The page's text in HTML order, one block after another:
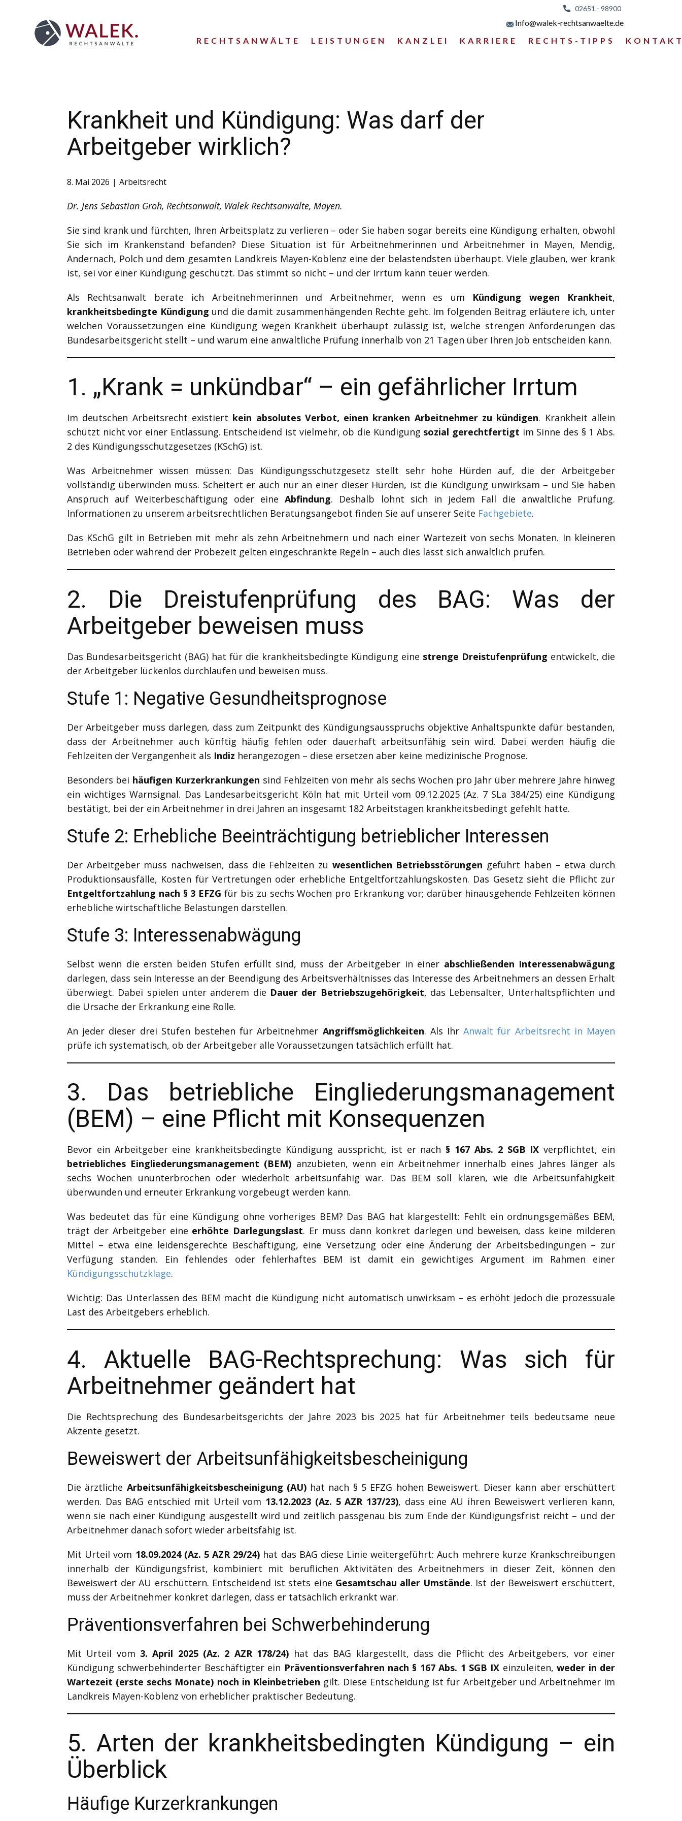
02651 - 98900
RECHTSANWÄLTE LEISTUNGEN KANZLEI KARRIERE RECHTS-TIPPS
Info@walek-rechtsanwaelte.de
Krankheit und Kündigung: Was darf der
Arbeitgeber wirklich?
8. Mai 2026 Arbeitsrecht
Dr. Jens Sebastian Groh, Rechtsanwalt, Walek Rechtsanwälte, Mayen.
Sie sind krank und fürchten, Ihren Arbeitsplatz zu verlieren – oder Sie haben sogar bereits eine Kündigung erhalten, obwohl
Sie sich im Krankenstand befanden? Diese Situation ist für Arbeitnehmerinnen und Arbeitnehmer in Mayen, Mendig,
Andernach, Polch und dem gesamten Landkreis Mayen-Koblenz eine der belastendsten überhaupt. Viele glauben, wer krank
ist, sei vor einer Kündigung geschützt. Das stimmt so nicht – und der Irrtum kann teuer werden.
Als Rechtsanwalt berate ich Arbeitnehmerinnen und Arbeitnehmer, wenn es um Kündigung wegen Krankheit,
krankheitsbedingte Kündigung und die damit zusammenhängenden Rechte geht. Im folgenden Beitrag erläutere ich, unter
welchen Voraussetzungen eine Kündigung wegen Krankheit überhaupt zulässig ist, welche strengen Anforderungen das
Bundesarbeitsgericht stellt – und warum eine anwaltliche Prüfung innerhalb von 21 Tagen über Ihren Job entscheiden kann.
1. „Krank = unkündbar“ – ein gefährlicher Irrtum
Im deutschen Arbeitsrecht existiert kein absolutes Verbot, einen kranken Arbeitnehmer zu kündigen. Krankheit allein
schützt nicht vor einer Entlassung. Entscheidend ist vielmehr, ob die Kündigung sozial gerechtfertigt im Sinne des § 1 Abs.
2 des Kündigungsschutzgesetzes (KSchG) ist.
Was Arbeitnehmer wissen müssen: Das Kündigungsschutzgesetz stellt sehr hohe Hürden auf, die der Arbeitgeber
vollständig überwinden muss. Scheitert er auch nur an einer dieser Hürden, ist die Kündigung unwirksam – und Sie haben
Anspruch auf Weiterbeschäftigung oder eineAbfindung. Deshalb lohnt sich in jedem Fall die anwaltliche Prüfung.
Informationen zu unserem arbeitsrechtlichen Beratungsangebot finden Sie auf unserer Seite Fachgebiete.
Das KSchG gilt in Betrieben mit mehr als zehn Arbeitnehmern und nach einer Wartezeit von sechs Monaten. In kleineren
Betrieben oder während der Probezeit gelten eingeschränkte Regeln – auch dies lässt sich anwaltlich prüfen.
2. Die Dreistufenprüfung des BAG: Was der
Arbeitgeber beweisen muss
Das Bundesarbeitsgericht (BAG) hat für die krankheitsbedingte Kündigung eine strenge Dreistufenprüfung entwickelt, die
der Arbeitgeber lückenlos durchlaufen und beweisen muss.
Stufe 1: Negative Gesundheitsprognose
Der Arbeitgeber muss darlegen, dass zum Zeitpunkt des Kündigungsausspruchs objektive Anhaltspunkte dafür bestanden,
dass der Arbeitnehmer auch künftig häufig fehlen oder dauerhaft arbeitsunfähig sein wird. Dabei werden häufig die
Fehlzeiten der Vergangenheit als Indiz herangezogen – diese ersetzen aber keine medizinische Prognose.
Besonders bei häufigen Kurzerkrankungen sind Fehlzeiten von mehr als sechs Wochen pro Jahr über mehrere Jahre hinweg
ein wichtiges Warnsignal. Das Landesarbeitsgericht Köln hat mit Urteil vom 09.12.2025 (Az. 7 SLa 384/25) eine Kündigung
bestätigt, bei der ein Arbeitnehmer in drei Jahren an insgesamt 182 Arbeitstagen krankheitsbedingt gefehlt hatte.
Stufe 2: Erhebliche Beeinträchtigung betrieblicher Interessen
Der Arbeitgeber muss nachweisen, dass die Fehlzeiten zu wesentlichen Betriebsstörungen geführt haben – etwa durch
Produktionsausfälle, Kosten für Vertretungen oder erhebliche Entgeltfortzahlungskosten. Das Gesetz sieht die Pflicht zur
Entgeltfortzahlung nach § 3 EFZG für bis zu sechs Wochen pro Erkrankung vor; darüber hinausgehende Fehlzeiten können
erhebliche wirtschaftliche Belastungen darstellen.
Stufe 3: Interessenabwägung
Selbst wenn die ersten beiden Stufen erfüllt sind, muss der Arbeitgeber in einer abschließenden Interessenabwägung
darlegen, dass sein Interesse an der Beendigung des Arbeitsverhältnisses das Interesse des Arbeitnehmers an dessen Erhalt
überwiegt. Dabei spielen unter anderem die Dauer der Betriebszugehörigkeit, das Lebensalter, Unterhaltspflichten und
die Ursache der Erkrankung eine Rolle.
An jeder dieser drei Stufen bestehen für Arbeitnehmer Angriffsmöglichkeiten. Als IhrAnwalt für Arbeitsrecht in Mayen
prüfe ich systematisch, ob der Arbeitgeber alle Voraussetzungen tatsächlich erfüllt hat.
3. Das betriebliche Eingliederungsmanagement
(BEM) – eine Pflicht mit Konsequenzen
Bevor ein Arbeitgeber eine krankheitsbedingte Kündigung ausspricht, ist er nach § 167 Abs. 2 SGB IX verpflichtet, ein
betriebliches Eingliederungsmanagement (BEM) anzubieten, wenn ein Arbeitnehmer innerhalb eines Jahres länger als
sechs Wochen ununterbrochen oder wiederholt arbeitsunfähig war. Das BEM soll klären, wie die Arbeitsunfähigkeit
überwunden und erneuter Erkrankung vorgebeugt werden kann.
Was bedeutet das für eine Kündigung ohne vorheriges BEM? Das BAG hat klargestellt: Fehlt ein ordnungsgemäßes BEM,
trägt der Arbeitgeber eine erhöhte Darlegungslast. Er muss dann konkret darlegen und beweisen, dass keine milderen
Mittel – etwa eine leidensgerechte Beschäftigung, eine Versetzung oder eine Änderung der Arbeitsbedingungen – zur
Verfügung standen. Ein fehlendes oder fehlerhaftes BEM ist damit ein gewichtiges Argument im Rahmen einer
Kündigungsschutzklage.
Wichtig: Das Unterlassen des BEM macht die Kündigung nicht automatisch unwirksam – es erhöht jedoch die prozessuale
Last des Arbeitgebers erheblich.
4. Aktuelle BAG-Rechtsprechung: Was sich für
Arbeitnehmer geändert hat
Die Rechtsprechung des Bundesarbeitsgerichts der Jahre 2023 bis 2025 hat für Arbeitnehmer teils bedeutsame neue
Akzente gesetzt.
Beweiswert der Arbeitsunfähigkeitsbescheinigung
Die ärztliche Arbeitsunfähigkeitsbescheinigung (AU)hat nach § 5 EFZG hohen Beweiswert. Dieser kann aber erschüttert
werden. Das BAG entschied mit Urteil vom 13.12.2023 (Az. 5 AZR 137/23), dass eine AU ihren Beweiswert verlieren kann,
wenn sie nach einer Kündigung ausgestellt wird und zeitlich passgenau bis zum Ende der Kündigungsfrist reicht – und der
Arbeitnehmer danach sofort wieder arbeitsfähig ist.
Mit Urteil vom 18.09.2024 (Az. 5 AZR 29/24) hat das BAG diese Linie weitergeführt: Auch mehrere kurze Krankschreibungen
innerhalb der Kündigungsfrist, kombiniert mit beruflichen Aktivitäten des Arbeitnehmers in dieser Zeit, können den
Beweiswert der AU erschüttern. Entscheidend ist stets eine Gesamtschau aller Umstände. Ist der Beweiswert erschüttert,
muss der Arbeitnehmer konkret darlegen, dass er tatsächlich erkrankt war.
Präventionsverfahren bei Schwerbehinderung
Mit Urteil vom 3. April 2025 (Az. 2 AZR 178/24) hat das BAG klargestellt, dass die Pflicht des Arbeitgebers, vor einer
Kündigung schwerbehinderter Beschäftigter ein Präventionsverfahren nach § 167 Abs. 1 SGB IX einzuleiten,weder in der
Wartezeit (erste sechs Monate) noch in Kleinbetrieben gilt. Diese Entscheidung ist für Arbeitgeber und Arbeitnehmer im
Landkreis Mayen-Koblenz von erheblicher praktischer Bedeutung.
5. Arten der krankheitsbedingten Kündigung – ein
Überblick
Häufige Kurzerkrankungen